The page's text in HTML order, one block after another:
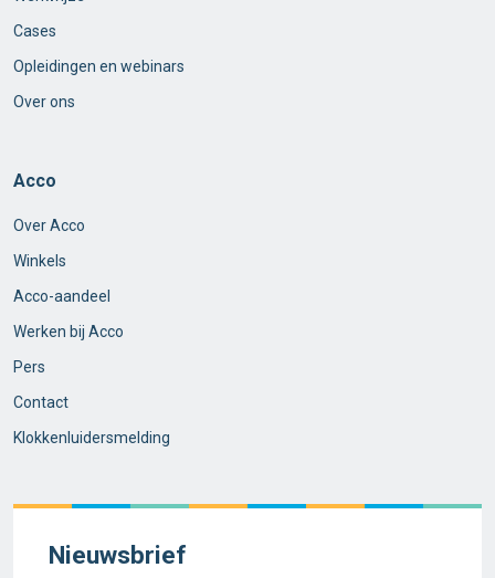
Cases
Opleidingen en webinars
Over ons
Acco
Over Acco
Winkels
Acco-aandeel
Werken bij Acco
Pers
Contact
Klokkenluidersmelding
Nieuwsbrief